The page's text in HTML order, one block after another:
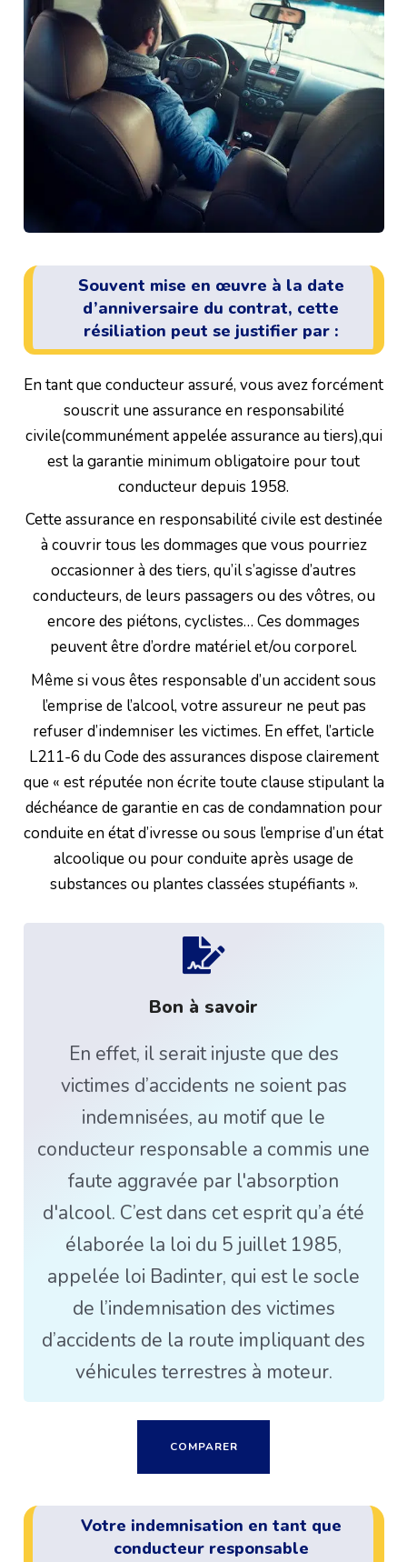
Souvent mise en œuvre à la date
d’anniversaire du contrat, cette
résiliation peut se justifier par :
En tant que conducteur assuré, vous avez forcément
souscrit une assurance en responsabilité
civile(communément appelée assurance au tiers),qui
est la garantie minimum obligatoire pour tout
conducteur depuis 1958.
Cette assurance en responsabilité civile est destinée
à couvrir tous les dommages que vous pourriez
occasionner à des tiers, qu’il s’agisse d’autres
conducteurs, de leurs passagers ou des vôtres, ou
encore des piétons, cyclistes… Ces dommages
peuvent être d’ordre matériel et/ou corporel.
Même si vous êtes responsable d’un accident sous
l’emprise de l’alcool, votre assureur ne peut pas
refuser d’indemniser les victimes. En effet, l’article
L211-6 du Code des assurances dispose clairement
que « est réputée non écrite toute clause stipulant la
déchéance de garantie en cas de condamnation pour
conduite en état d’ivresse ou sous l’emprise d’un état
alcoolique ou pour conduite après usage de
substances ou plantes classées stupéfiants ».
Bon à savoir
En effet, il serait injuste que des
victimes d’accidents ne soient pas
indemnisées, au motif que le
conducteur responsable a commis une
faute aggravée par l'absorption
d'alcool. C’est dans cet esprit qu’a été
élaborée la loi du 5 juillet 1985,
appelée loi Badinter, qui est le socle
de l’indemnisation des victimes
d’accidents de la route impliquant des
véhicules terrestres à moteur.
COMPARER
Votre indemnisation en tant que
conducteur responsable